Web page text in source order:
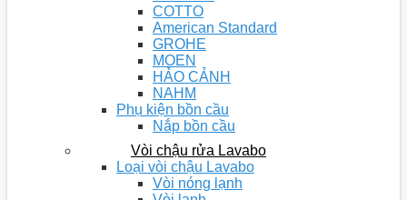
COTTO
American Standard
GROHE
MOEN
HẢO CẢNH
NAHM
Phụ kiện bồn cầu
Nắp bồn cầu
Vòi chậu rửa Lavabo
Loại vòi chậu Lavabo
Vòi nóng lạnh